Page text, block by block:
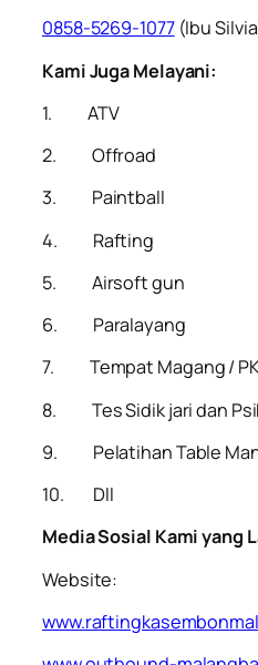
0858-5269-1077(Ibu
Kami Juga Melayani:
1. ATV
2. Offroad
3. Paintball
4. Rafting
5. Airsoft gun
6. Paralayang
7. Tempat Magang /
8. Tes Sidik jari dan
9. Pelatihan Table
10. Dll
Media Sosial Kami yang
Website: